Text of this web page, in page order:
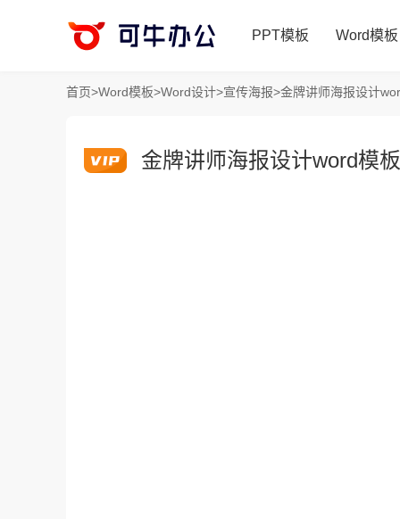
PPT模板 Word模板
首页>Word模板>Word设计>宣传海报>金牌讲师海报设计
金牌讲师海报设计word模板